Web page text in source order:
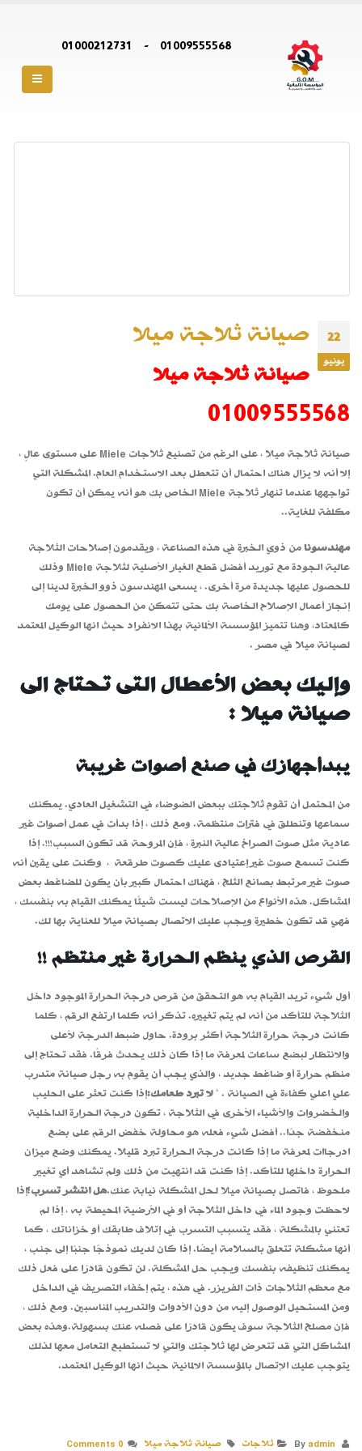
01009555568
-
01000212731
22
يونيو
صيانة ثلاجة ميلا
صيانة ثلاجة ميلا
01009555568
صيانة ثلاجة ميلا ، على الرغم من تصنيع ثلاجات Miele على مستوى عالٍ ،
إلا أنه لا يزال هناك احتمال أن تتعطل بعد الاستخدام العام. المشكلة التي
تواجهها عندما تنهار ثلاجة Miele الخاص بك هو أنه يمكن أن تكون
مكلفة للغاية..
مهندسونا من ذوي الخبرة في هذه الصناعة ، ويقدمون إصلاحات الثلاجة
عالية الجودة مع توريد أفضل قطع الغيار الأصلية لثلاجة Miele وذلك
للحصول عليها جديدة مرة أخرى. ، يسعى المهندسون ذوو الخبرة لدينا إلى
إنجاز أعمال الإصلاح الخاصة بك حتى تتمكن من الحصول على يومك
كالمعتاد، وهنا تتميز المؤسسة الألمانية بهذا الانفراد حيث انها الوكيل المعتمد
لصيانة ميلا في مصر .
وإليك بعض الأعطال التى تحتاج الى
صيانة ميلا :
يبدأجهازك في صنع أصوات غريبة
من المحتمل أن تقوم ثلاجتك ببعض الضوضاء في التشغيل العادي. يمكنك
سماعها وتنطلق في فترات منتظمة. ومع ذلك ، إذا بدأت في عمل أصوات غير
عادية مثل صوت الصراخ عالية النبرة ، فإن المروحة قد تكون السبب!!!. إذا
كنت تسمع صوت غير إعتيادى عليك كصوت طرقعة ، وكنت على يقين أنه
صوت غير مرتبط بصانع الثلج ، فهناك احتمال كبير بأن يكون للضاغط بعض
المشاكل. هذه الأنواع من الإصلاحات ليست شيئًا يمكنك القيام به بنفسك ،
فهي قد تكون خطيرة ويجب عليك الاتصال بصيانة ميلا للعناية بها لك.
القرص الذي ينظم الحرارة غير منتظم !!
أول شيء تريد القيام به هو التحقق من قرص درجة الحرارة الموجود داخل
الثلاجة للتأكد من أنه لم يتم تغييره. تذكر أنه كلما ارتفع الرقم ، كلما
كانت درجة حرارة الثلاجة أكثر برودة. حاول ضبط الدرجة لأعلى
والانتظار لبضع ساعات لمعرفة ما إذا كان ذلك يحدث فرقًا. فقد تحتاج إلى
منظم حرارة أو ضاغط جديد ، والذي يجب أن يقوم به رجل صيانة متدرب
علي اعلي كفاءة في الصيانة . ‘ لا تبرد طعامك:إذا كنت تعثر على الحليب
والخضروات والأشياء الأخرى في الثلاجة ، تكون درجة الحرارة الداخلية
منخفضة جدًا.. أفضل شيء فعله هو محاولة خفض الرقم على بضع
ادرجاات لمعرفة ما إذا كانت درجة الحرارة تبرد قليلا. يمكنك وضع ميزان
الحرارة داخلها للتأكد. إذا كنت قد انتهيت من ذلك ولم تشاهد أي تغيير
ملحوظ ، فاتصل بصيانة ميلا لحل المشكلة نيابة عنك.هل انتشر تسرب؟إذا
لاحظت وجود الماء في داخل الثلاجة أو في الأرضية المحيطة به ، إذا لم
تعتني بالمشكلة ، فقد يتسبب التسرب في إتلاف طابقك أو خزاناتك ، كما
أنها مشكلة تتعلق بالسلامة أيضًا. إذا كان لديك نموذجًا جنبًا إلى جنب ،
يمكنك تنظيفه بنفسك ويجب حل المشكلة. لن تكون قادرًا على فعل ذلك
مع معظم الثلاجات ذات الفريزر. في هذه ، يتم إخفاء التصريف في الداخل
ومن المستحيل الوصول إليه من دون الأدوات والتدريب المناسبين. ومع ذلك ،
فإن مصلح الثلاجة سوف يكون قادرًا على فصله عنك بسهولة.وهذه بعض
المشاكل التي قد تتعرض لها ثلاجتك والتي لا تستطيع التعامل معها لذلك
يتوجب عليك الإتصال بالمؤسسة الالمانية حيث انها الوكيل المعتمد.
admin ثلاجات صيانة ثلاجة ميلا 0 Comments